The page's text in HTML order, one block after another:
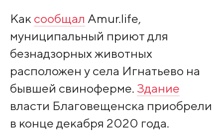
Как сообщал Amur.life,
муниципальный приют для
безнадзорных животных
расположен у села Игнатьево на
бывшей свиноферме. Здание
власти Благовещенска приобрели
в конце декабря 2020 года.